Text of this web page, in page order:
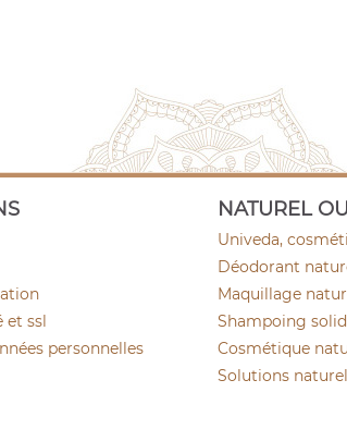
et ssl
personnelles
NATUREL
Univeda,
Déodorant
Maquillage
Shampoing
Cosmétique
Solutions